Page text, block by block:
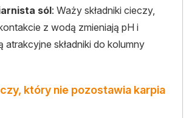
sól: Waży składniki cieczy,
z wodą zmieniają pH i
atrakcyjne składniki do kolumny
który nie pozostawia karpia